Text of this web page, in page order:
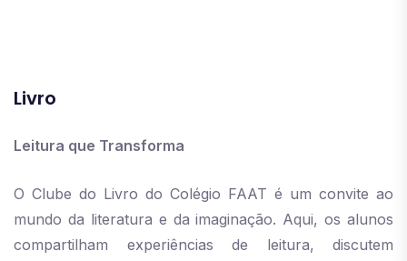
Livro
Leitura que Transforma
O Clube do Livro do Colégio FAAT é um convite ao
mundo da literatura e da imaginação. Aqui, os alunos
compartilham experiências de leitura, discutem